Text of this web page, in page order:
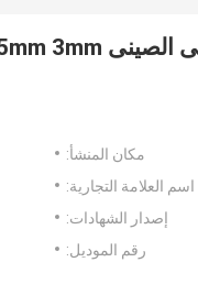
مكان المنشأ:
اسم العلامة التجارية:
إصدار الشهادات:
رقم الموديل: